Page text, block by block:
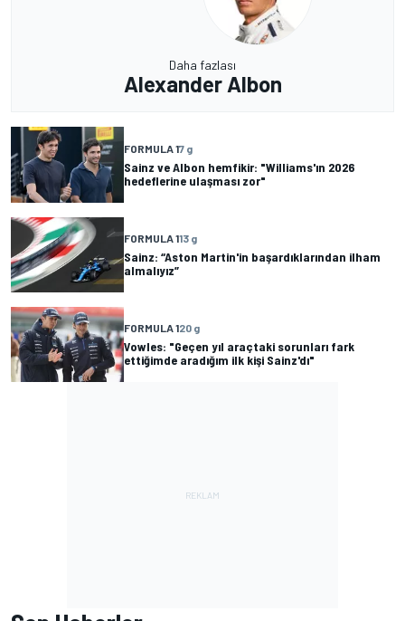
Daha fazlası
Alexander Albon
FORMULA 17 g
Sainz ve Albon hemfikir: "Williams'ın 2026
hedeflerine ulaşması zor"
FORMULA 113 g
Sainz: “Aston Martin'in başardıklarından ilham
almalıyız”
FORMULA 120 g
Vowles: "Geçen yıl araçtaki sorunları fark
ettiğimde aradığım ilk kişi Sainz'dı"